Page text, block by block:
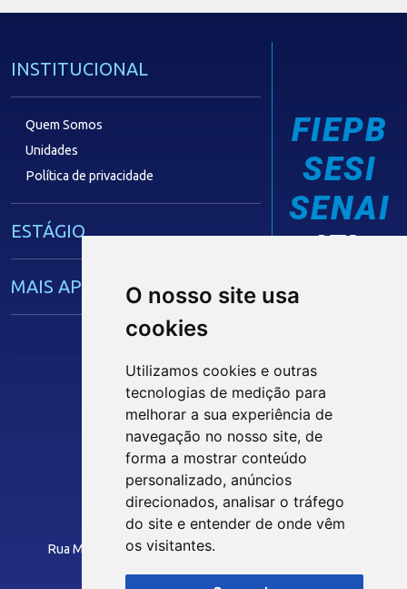
O nosso site usa
cookies
Utilizamos cookies e outras
tecnologias de medição para
melhorar a sua experiência de
navegação no nosso site, de
forma a mostrar conteúdo
personalizado, anúncios
direcionados, analisar o tráfego
do site e entender de onde vêm
os visitantes.
INSTITUCIONAL
Quem Somos
Unidades
Política de privacidade
ESTÁGIO
MAIS APRENDIZ
CAPACITAÇÃO EMPRESARIAL
OPORTUNIDADES
FIEPB
SESI
SENAI
IEL
Siga nossas Redes Sociais
INTRANET
Instituto Euvaldo Lodi - Paraíba
Rua Manoel Gonçalves Guimarães, 195 - José Pinheiro